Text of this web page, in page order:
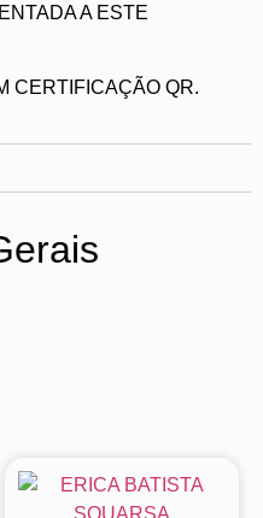
A ESTE
CERTIFICAÇÃO QR.